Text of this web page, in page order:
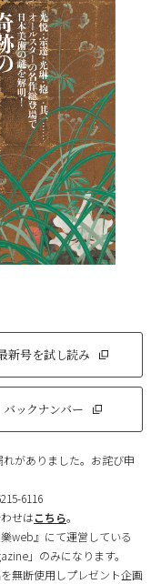
新号を試し読み
バックナンバー
がありました。お詫び申
6116
せはこちら。
web』にて運営している
」のみになります。
無断使用しプレゼント企画